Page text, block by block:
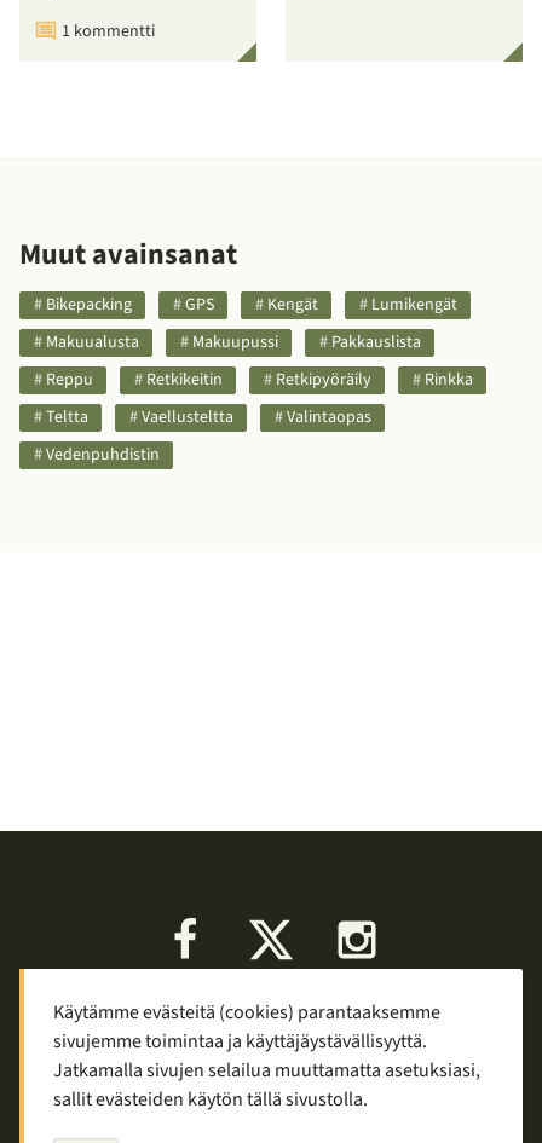
1 kommentti
Muut avainsanat
Bikepacking GPS Kengät
Lumikengät
Makuualusta
Makuupussi
Pakkauslista
Reppu
Retkikeitin Retkipyöräily
Rinkka
Teltta
Vaellusteltta
Valintaopas
Vedenpuhdistin
Facebook
Keskustelu Palaute
Tietosuoja
Mainostaminen ja yhteistyö
Copyright © 2007—2026Tuomas Tolppi /
Käytämme evästeitä (cookies) parantaaksemme
sivujemme toimintaa ja käyttäjäystävällisyyttä.
Jatkamalla sivujen selailua muuttamatta asetuksiasi,
sallit evästeiden käytön tällä sivustolla.